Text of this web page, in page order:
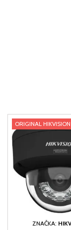
ORIGINAL HIKVISION
ZNAČKA: